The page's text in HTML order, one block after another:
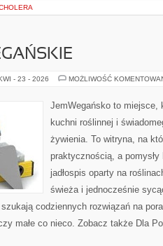
- 23 - 2026 MOŻLIWOŚĆ
JemWegańsko to miejsce,
kuchni roślinnej i
żywienia. To witryna, na
praktycznością, a
jadłospis oparty na
świeża i jednocześnie
codziennych rozwiązań na
małe co nieco. Zobacz także Dla